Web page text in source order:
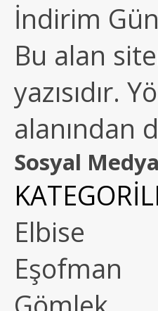
İndirim
Bu alan
yazısıdır.
alanından
Sosyal
Elbise
Eşofman